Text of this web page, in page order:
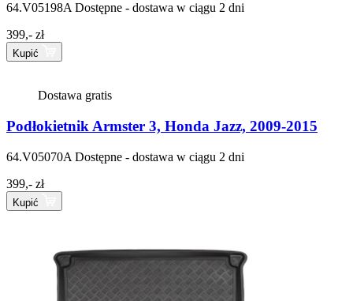
64.V05198A Dostępne - dostawa w ciągu 2 dni
399,- zł
Kupić
Dostawa gratis
Podłokietnik Armster 3, Honda Jazz, 2009-2015
64.V05070A Dostępne - dostawa w ciągu 2 dni
399,- zł
Kupić